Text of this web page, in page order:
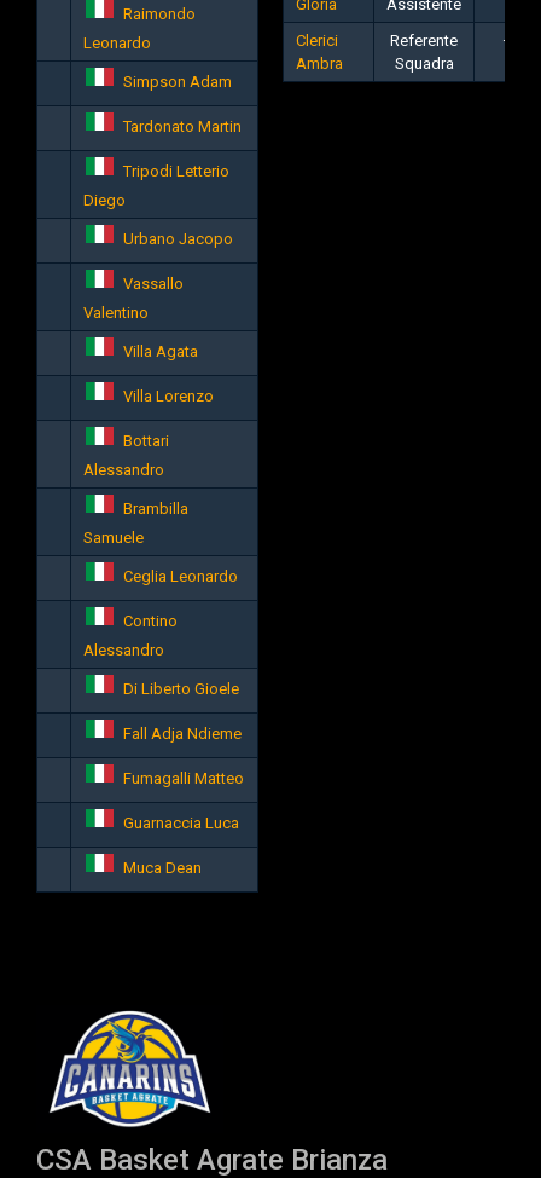
Raimondo
Leonardo
Simpson Adam
Tardonato Martin
Tripodi Letterio
Diego
Urbano Jacopo
Vassallo
Valentino
Villa Agata
Villa Lorenzo
Bottari
Alessandro
Brambilla
Samuele
Ceglia Leonardo
Contino
Alessandro
Di Liberto Gioele
Fall Adja Ndieme
Fumagalli Matteo
Guarnaccia Luca
Muca Dean
Gloria
Assistente
Clerici
Ambra
Referente
Squadra
—
CSA Basket Agrate Brianza